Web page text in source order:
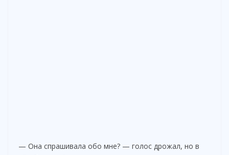
— Она спрашивала обо мне? — голос дрожал, но в